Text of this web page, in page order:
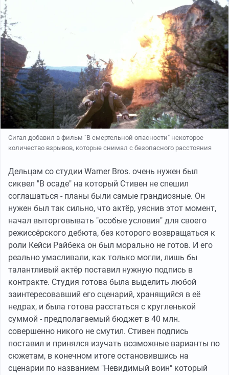
Сигал добавил в фильм "В смертельной опасности" некоторое
количество взрывов, которые снимал с безопасного расстояния
Дельцам со студии Warner Bros. очень нужен был
сиквел "В осаде" на который Стивен не спешил
соглашаться - планы были самые грандиозные. Он
нужен был так сильно, что актёр, уяснив этот момент,
начал выторговывать "особые условия" для своего
режиссёрского дебюта, без которого возвращаться к
роли Кейси Райбека он был морально не готов. И его
реально умасливали, как только могли, лишь бы
талантливый актёр поставил нужную подпись в
контракте. Студия готова была выделить любой
заинтересовавший его сценарий, хранящийся в её
недрах, и была готова расстаться с кругленькой
суммой - предполагаемый бюджет в 40 млн.
совершенно никого не смутил. Стивен подпись
поставил и принялся изучать возможные варианты по
сюжетам, в конечном итоге остановившись на
сценарии по названием "Невидимый воин" который